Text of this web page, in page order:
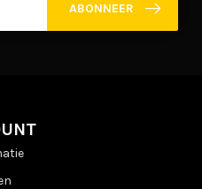
ABONNEER